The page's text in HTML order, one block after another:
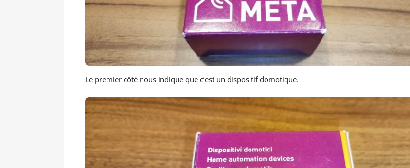
Le premier côté nous indique que c’est un dispositif domotique.